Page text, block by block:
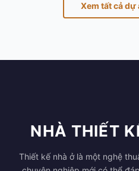
Xem tất cả dự
NHÀ THIẾT
Thiết kế nhà ở là một nghệ